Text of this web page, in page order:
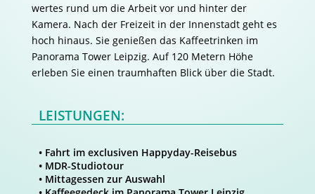
wertes rund um die Arbeit vor und hinter der
Kamera. Nach der Freizeit in der Innenstadt geht es
hoch hinaus. Sie genießen das Kaffeetrinken im
Panorama Tower Leipzig. Auf 120 Metern Höhe
erleben Sie einen traumhaften Blick über die Stadt.
LEISTUNGEN:
• Fahrt im exclusiven Happyday-Reisebus
• MDR-Studiotour
• Mittagessen zur Auswahl